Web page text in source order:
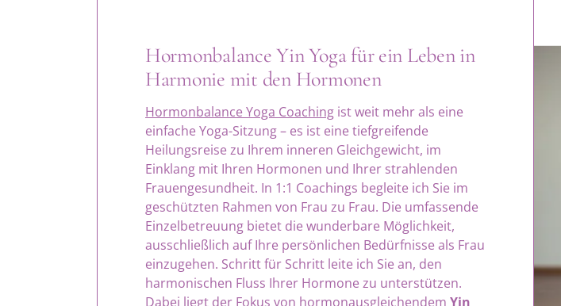
Hormonbalance Yin Yoga für ein Leben in
Harmonie mit den Hormonen
Hormonbalance Yoga Coaching ist weit mehr als eine
einfache Yoga-Sitzung – es ist eine tiefgreifende
Heilungsreise zu Ihrem inneren Gleichgewicht, im
Einklang mit Ihren Hormonen und Ihrer strahlenden
Frauengesundheit. In 1:1 Coachings begleite ich Sie im
geschützten Rahmen von Frau zu Frau. Die umfassende
Einzelbetreuung bietet die wunderbare Möglichkeit,
ausschließlich auf Ihre persönlichen Bedürfnisse als Frau
einzugehen. Schritt für Schritt leite ich Sie an, den
harmonischen Fluss Ihrer Hormone zu unterstützen.
Dabei liegt der Fokus von hormonausgleichendem Yin